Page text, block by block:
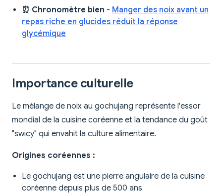
⏰ Chronomètre bien - Manger des noix avant un
repas riche en glucides réduit la réponse
glycémique
Importance culturelle
Le mélange de noix au gochujang représente l'essor
mondial de la cuisine coréenne et la tendance du goût
"swicy" qui envahit la culture alimentaire.
Origines coréennes :
Le gochujang est une pierre angulaire de la cuisine
coréenne depuis plus de 500 ans